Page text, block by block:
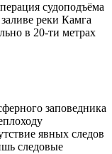
судоподъёма
реки Камга
в 20-ти метрах
заповедника
явных следов
следовые